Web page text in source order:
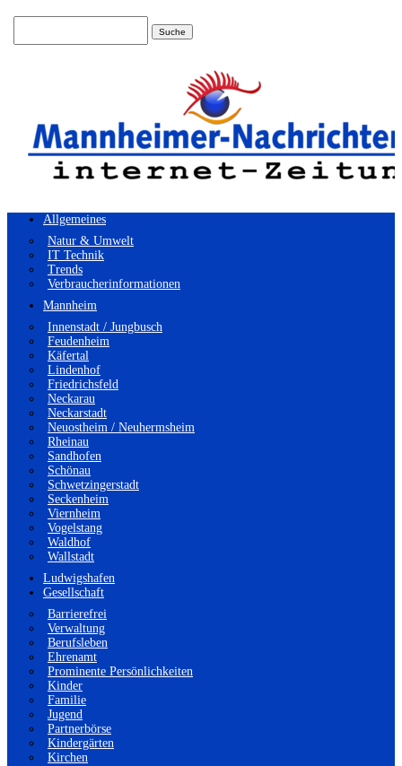
Allgemeines
Natur & Umwelt
IT Technik
Trends
Verbraucherinformationen
Mannheim
Innenstadt / Jungbusch
Feudenheim
Käfertal
Lindenhof
Friedrichsfeld
Neckarau
Neckarstadt
Neuostheim / Neuhermsheim
Rheinau
Sandhofen
Schönau
Schwetzingerstadt
Seckenheim
Viernheim
Vogelstang
Waldhof
Wallstadt
Ludwigshafen
Gesellschaft
Barrierefrei
Verwaltung
Berufsleben
Ehrenamt
Prominente Persönlichkeiten
Kinder
Familie
Jugend
Partnerbörse
Kindergärten
Kirchen